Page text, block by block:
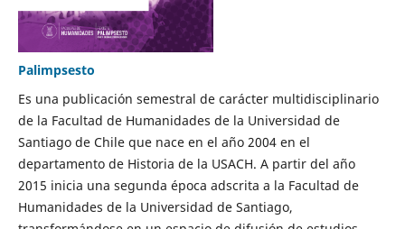
Palimpsesto
Es una publicación semestral de carácter multidisciplinario
de la Facultad de Humanidades de la Universidad de
Santiago de Chile que nace en el año 2004 en el
departamento de Historia de la USACH. A partir del año
2015 inicia una segunda época adscrita a la Facultad de
Humanidades de la Universidad de Santiago,